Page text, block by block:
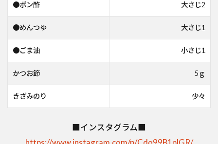
●ポン酢 大さじ2
●めんつゆ 大さじ1
●ごま油 小さじ1
かつお節 5ｇ
きざみのり 少々
■インスタグラム■